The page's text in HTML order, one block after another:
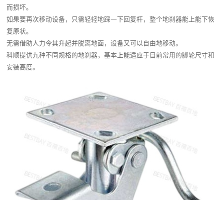
而损坏。
如果要再次移动设备，只需轻轻地踩一下回复杆，整个地刹器能上能下恢
复原状。
无需借助人力令其升起并脱离地面，设备又可以自由地移动。
科顺提供九种不同规格的地刹器，基本上能适应于目前常用的脚轮尺寸和
安装高度。